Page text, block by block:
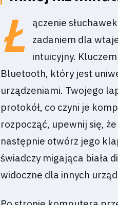
Ł
ączenie
zadaniem dla
intuicyjny.
Bluetooth, który jest
urządzeniami. Twojego
protokół, co czyni je
rozpocząć, upewnij się,
następnie otwórz jego
świadczy migająca biała
widoczne dla innych